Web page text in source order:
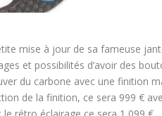
mise à jour de sa fameuse
et possibilités d’avoir des
du carbone avec une finition
de la finition, ce sera 999 €